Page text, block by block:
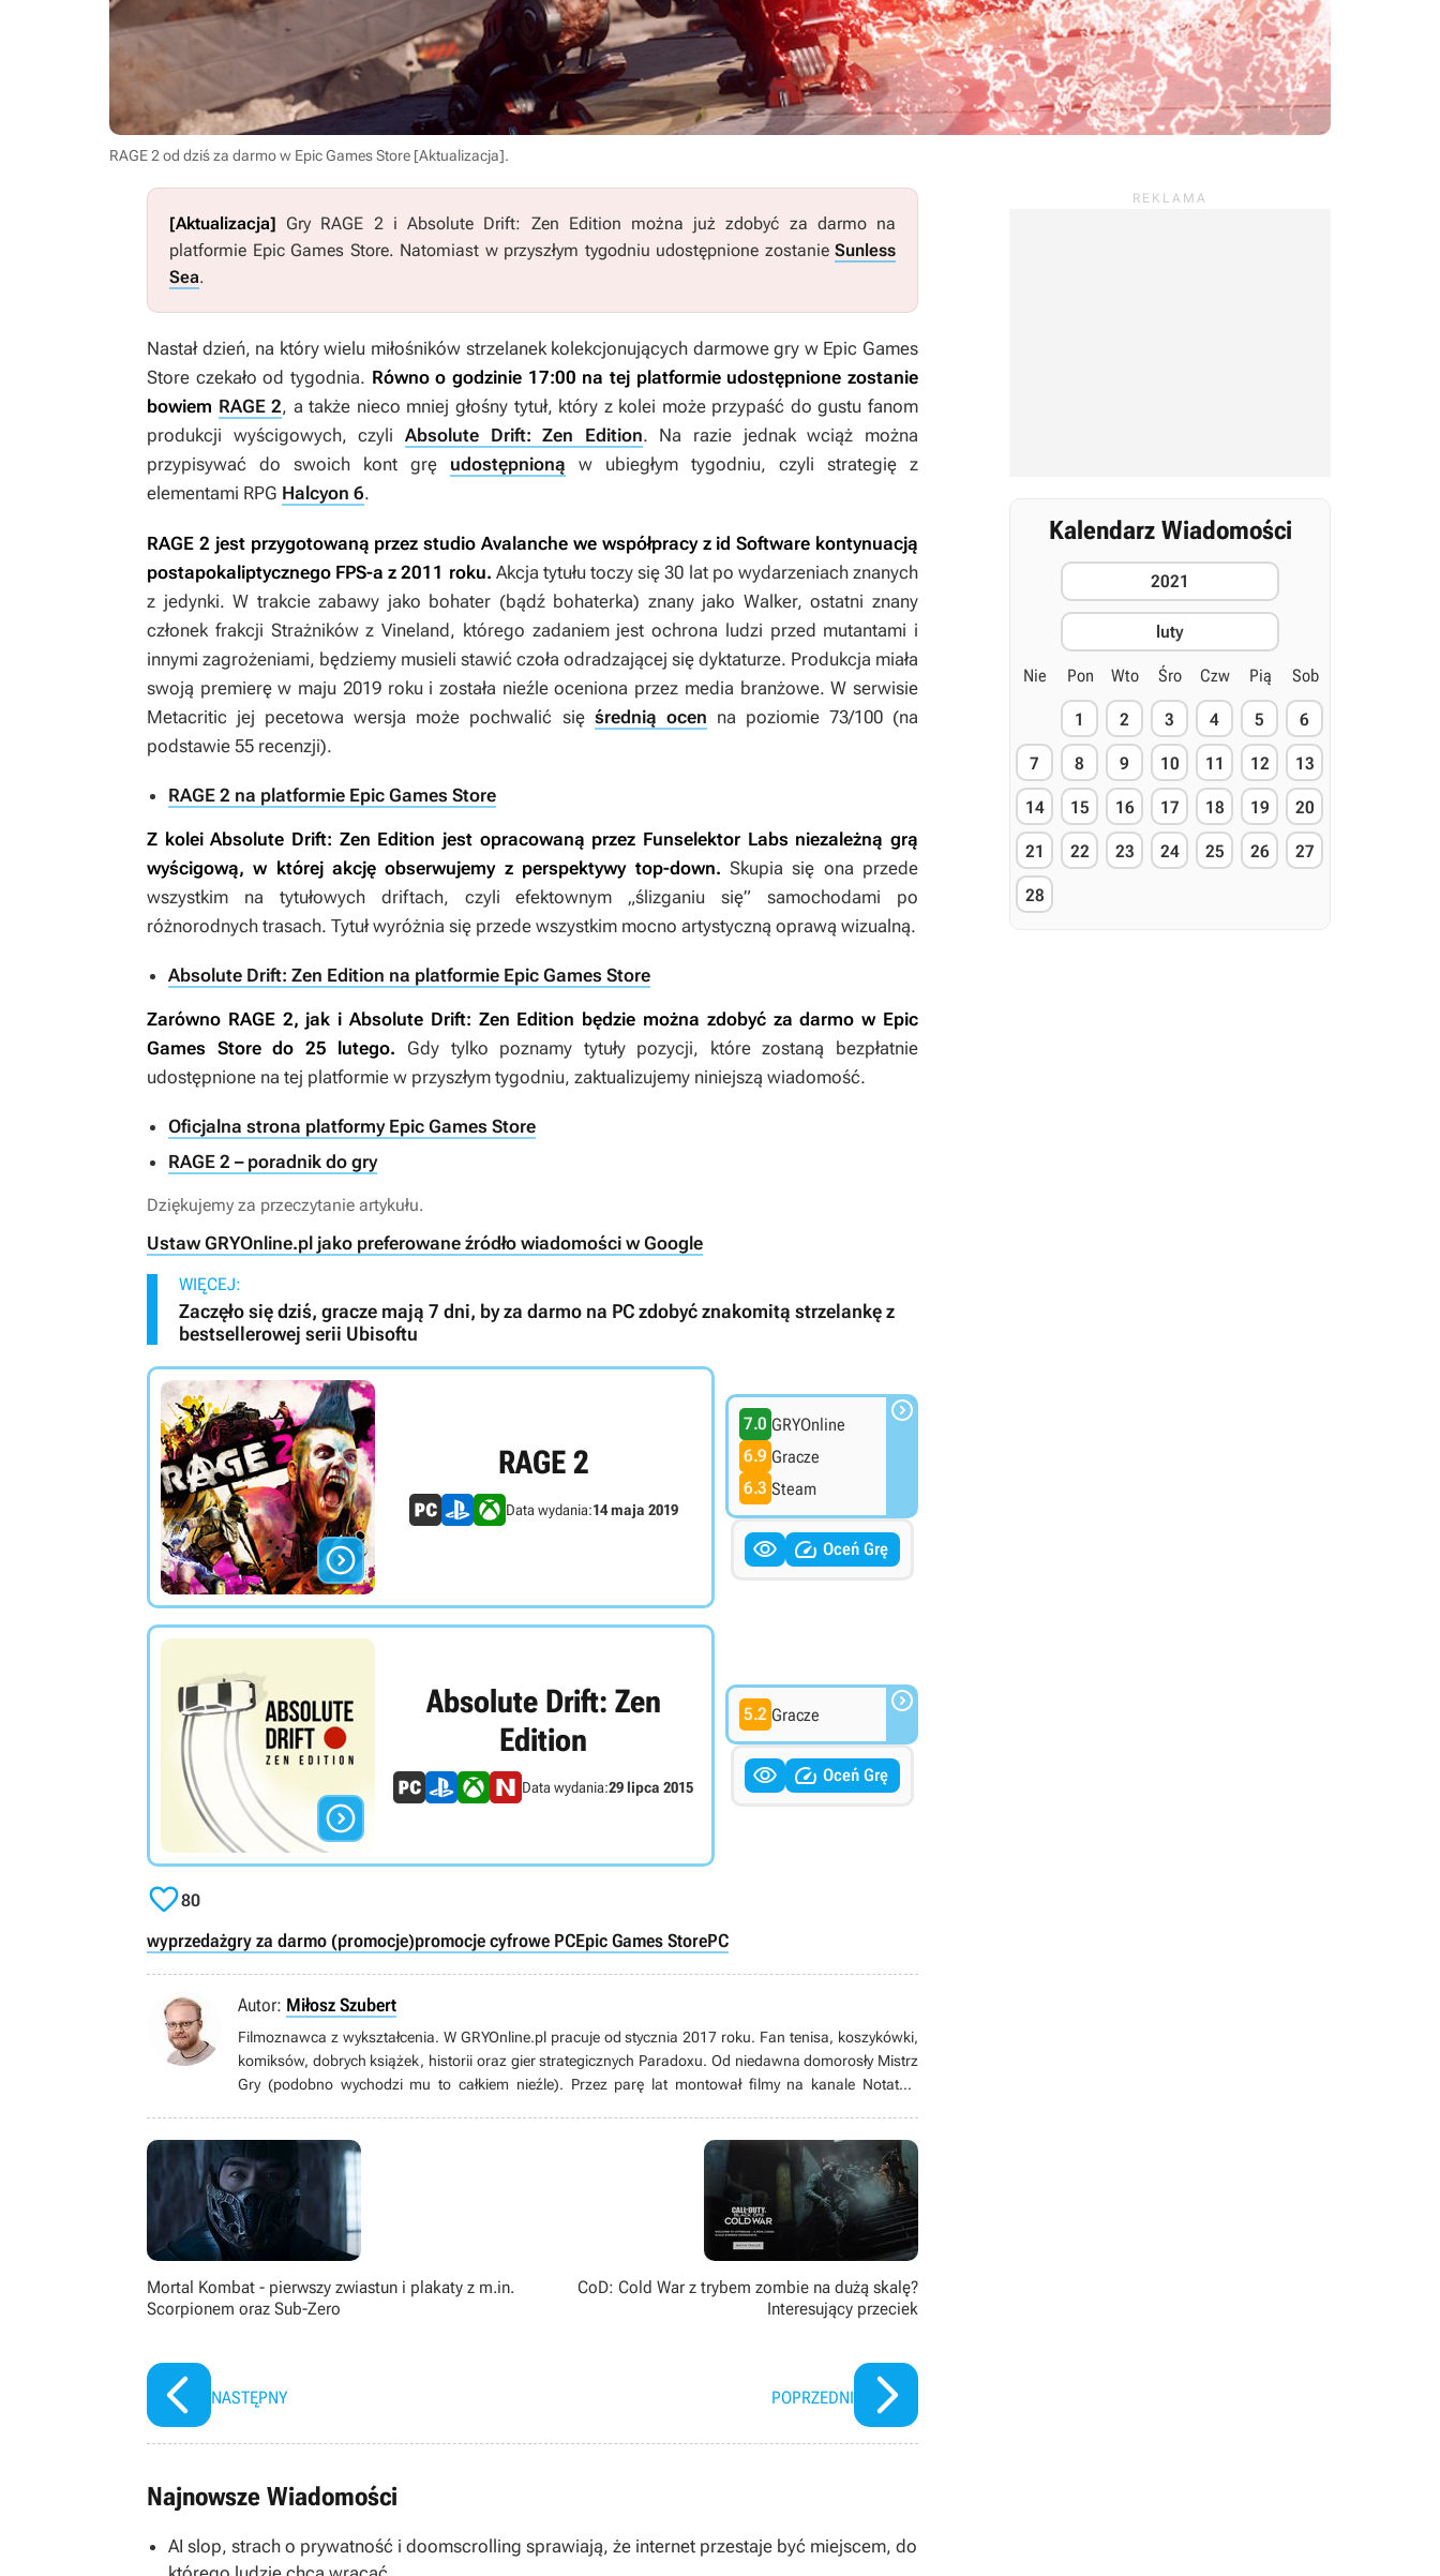
RAGE 2 od dziś za darmo w Epic Games Store [Aktualizacja].
[Aktualizacja] Gry RAGE 2 iAbsolute Drift: Zen Edition można już zdobyć za darmo na
platformie Epic Games Store. Natomiast w przyszłym tygodniu udostępnione zostanie Sunless
Sea.
Nastał dzień, na który wielu miłośników strzelanek kolekcjonujących darmowe gry w Epic Games
Store czekało od tygodnia. Równo o godzinie 17:00 na tej platformie udostępnione zostanie
bowiem RAGE 2, a także nieco mniej głośny tytuł, który z kolei może przypaść do gustu fanom
produkcji wyścigowych, czyli Absolute Drift: Zen Edition. Na razie jednak wciąż można
przypisywać do swoich kont grę udostępnioną w ubiegłym tygodniu, czyli strategię z
elementami RPG Halcyon 6.
RAGE 2 jest przygotowaną przez studio Avalanche we współpracy z id Software kontynuacją
postapokaliptycznego FPS-a z 2011 roku. Akcja tytułu toczy się 30 lat po wydarzeniach znanych
z jedynki. W trakcie zabawy jako bohater (bądź bohaterka) znany jako Walker, ostatni znany
członek frakcji Strażników z Vineland, którego zadaniem jest ochrona ludzi przed mutantami i
innymi zagrożeniami, będziemy musieli stawić czoła odradzającej się dyktaturze. Produkcja miała
swoją premierę w maju 2019 roku i została nieźle oceniona przez media branżowe. W serwisie
Metacritic jej pecetowa wersja może pochwalić się średnią ocen na poziomie 73/100 (na
podstawie 55 recenzji).
RAGE 2 na platformie Epic Games Store
Z koleiAbsolute Drift: Zen Edition jest opracowaną przez Funselektor Labs niezależną grą
wyścigową, w której akcję obserwujemy z perspektywy top-down. Skupia się ona przede
wszystkim na tytułowych driftach, czyli efektownym „ślizganiu się” samochodami po
różnorodnych trasach. Tytuł wyróżnia się przede wszystkim mocno artystyczną oprawą wizualną.
Absolute Drift: Zen Edition na platformie Epic Games Store
Zarówno RAGE 2, jak iAbsolute Drift: Zen Edition będzie można zdobyć za darmo w Epic
Games Store do 25 lutego. Gdy tylko poznamy tytuły pozycji, które zostaną bezpłatnie
udostępnione na tej platformie w przyszłym tygodniu, zaktualizujemy niniejszą wiadomość.
Oficjalna strona platformy Epic Games Store
RAGE 2 – poradnik do gry
Dziękujemy za przeczytanie artykułu.
Ustaw GRYOnline.pl jako preferowane źródło wiadomości w Google
WIĘCEJ:
Zaczęło się dziś, gracze mają 7 dni, by za darmo na PC zdobyć znakomitą strzelankę z
bestsellerowej serii Ubisoftu

RAGE 2
Data wydania:14 maja 2019
7.0 GRYOnline
6.9 Gracze
6.3 Steam

  Oceń Grę

Absolute Drift: Zen
Edition
Data wydania:29 lipca 2015
5.2 Gracze 
  Oceń Grę
80
wyprzedażgry za darmo (promocje)promocje cyfrowe PCEpic Games StorePC
Autor: Miłosz Szubert
Filmoznawca z wykształcenia. W GRYOnline.pl pracuje od stycznia 2017 roku. Fan tenisa, koszykówki,
komiksów, dobrych książek, historii oraz gier strategicznych Paradoxu. Od niedawna domorosły Mistrz
Gry (podobno wychodzi mu to całkiem nieźle). Przez parę lat montował filmy na kanale Notatnik
Mortal Kombat - pierwszy zwiastun i plakaty z m.in.
Scorpionem oraz Sub-Zero
NASTĘPNY
CoD: Cold War z trybem zombie na dużą skalę?
Interesujący przeciek
POPRZEDNI
Najnowsze Wiadomości
AI slop, strach o prywatność i doomscrolling sprawiają, że internet przestaje być miejscem, do
Kalendarz Wiadomości
2021
luty
Nie Pon Wto Śro Czw Pią Sob
1 2 3 4 5 6
7 8 9 10 11 12 13
14 15 16 17 18 19 20
21 22 23 24 25 26 27
28